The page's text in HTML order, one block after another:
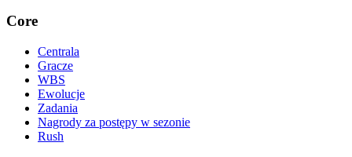
Core
Centrala
Gracze
WBS
Ewolucje
Zadania
Nagrody za postępy w sezonie
Rush